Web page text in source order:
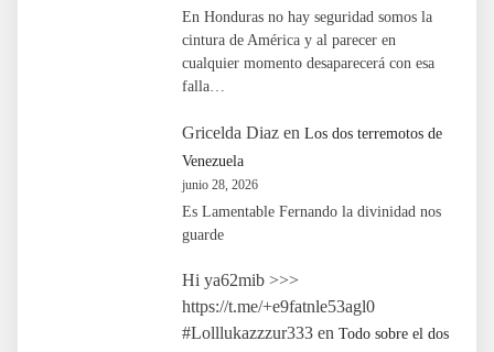
En Honduras no hay seguridad somos la
cintura de América y al parecer en
cualquier momento desaparecerá con esa
falla…
Gricelda Diaz en Los dos terremotos de
Venezuela
junio 28, 2026
Es Lamentable Fernando la divinidad nos
guarde
Hi ya62mib >>>
https://t.me/+e9fatnle53agl0
#Lolllukazzzur333 en Todo sobre el dos